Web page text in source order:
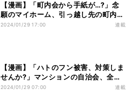
【漫画】「町内会から手紙が…?」念
願のマイホーム、引っ越し先の町内会
から届いた案内にギョッ!?
2024/01/29 17:00 連載
【漫画】「ハトのフン被害、対策しま
せんか?」マンションの自治会、全会
一致と思ったら…
2024/01/29 07:00 連載